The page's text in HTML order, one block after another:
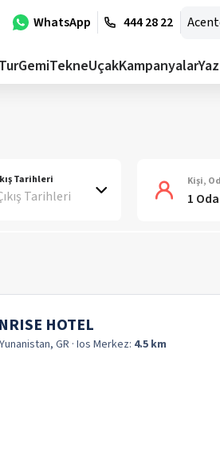
WhatsApp 444 28 22
TurGemiTekneUçakKampanyalar
Tarihleri
Tarihleri
Kişi,
1
HOTEL
GR · Ios Merkez: 4.5 km